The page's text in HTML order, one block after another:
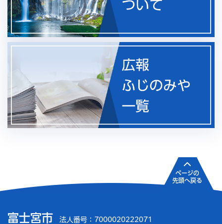
富士宮市 法人番号：7000020222071
ページの
先頭へ戻る